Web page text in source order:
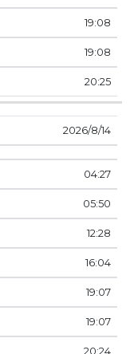
19:08
19:08
20:25
14‏‏/8‏‏/2026
04:27
05:50
12:28
16:04
19:07
19:07
20:24